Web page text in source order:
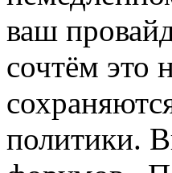
ваш
сочтём это
политики.